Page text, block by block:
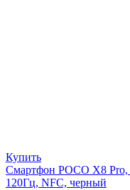
Купить
Смартфон POCO X8
120Гц, NFC, черный